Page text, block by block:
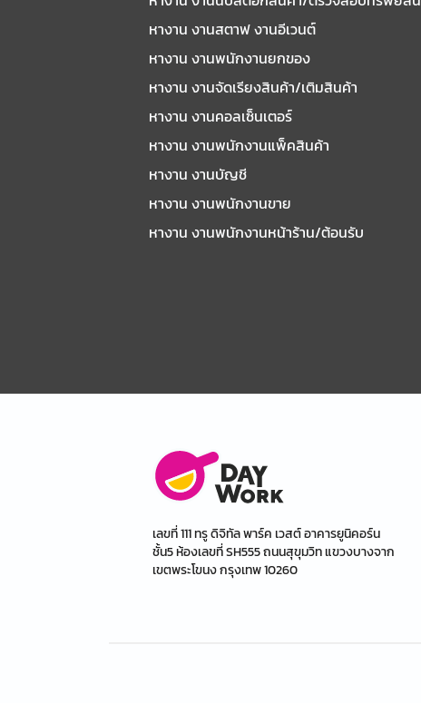
หางาน งานสตาฟ งานอีเวนต์
หางาน งานพนักงานยกของ
หางาน งานจัดเรียงสินค้า/เติมสินค้า
หางาน งานคอลเซ็นเตอร์
หางาน งานพนักงานแพ็คสินค้า
หางาน งานบัญชี
หางาน งานพนักงานขาย
หางาน งานพนักงานหน้าร้าน/ต้อนรับ
เลขที่ 111 ทรู ดิจิทัล พาร์ค เวสต์ อาคารยูนิคอร์น
ชั้น5 ห้องเลขที่ SH555 ถนนสุขุมวิท แขวงบางจาก
เขตพระโขนง กรุงเทพ 10260